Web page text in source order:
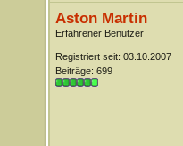
Aston Martin
Erfahrener Benutzer
Registriert seit: 03.10.2007
Beiträge: 699